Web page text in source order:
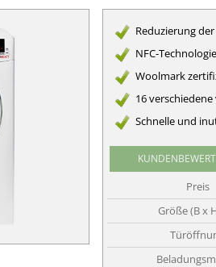
Reduzierung
NFC-
Woolmark
16
Schnelle und
Preis
Größe (B x